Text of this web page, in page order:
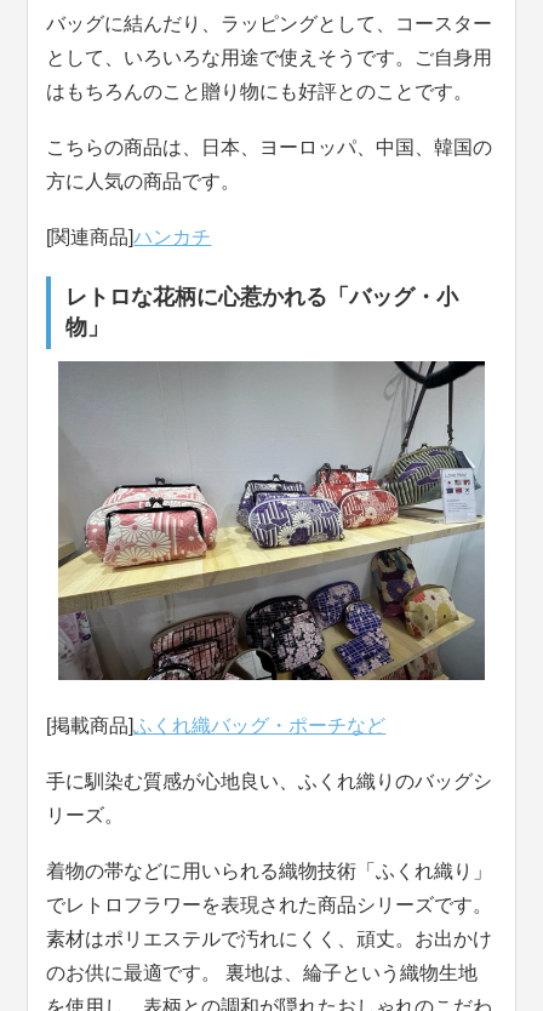
バッグに結んだり、ラッピングとして、コースター
として、いろいろな用途で使えそうです。ご自身用
はもちろんのこと贈り物にも好評とのことです。
こちらの商品は、日本、ヨーロッパ、中国、韓国の
方に人気の商品です。
[関連商品]ハンカチ
レトロな花柄に心惹かれる「バッグ・小
物」
[掲載商品]ふくれ織バッグ・ポーチなど
手に馴染む質感が心地良い、ふくれ織りのバッグシ
リーズ。
着物の帯などに用いられる織物技術「ふくれ織り」
でレトロフラワーを表現された商品シリーズです。
素材はポリエステルで汚れにくく、頑丈。お出かけ
のお供に最適です。 裏地は、綸子という織物生地